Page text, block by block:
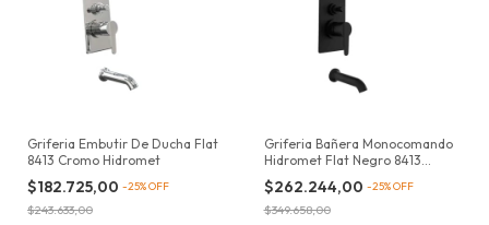
Griferia Embutir De Ducha Flat
8413 Cromo Hidromet
$182.725,00 -25%OFF
$243.633,00
Griferia Bañera Monocomando
Hidromet Flat Negro 8413
Acabado Mate
$262.244,00 -25%OFF
$349.658,00